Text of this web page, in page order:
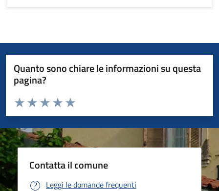
Quanto sono chiare le informazioni su questa
pagina?
Valuta da 1 a 5 stelle la pagina
Valuta 5 stelle su 5
Valuta 4 stelle su 5
Valuta 3 stelle su 5
Valuta 2 stelle su 5
Valuta 1 stelle su 5
Contatta il comune
Leggi le domande frequenti